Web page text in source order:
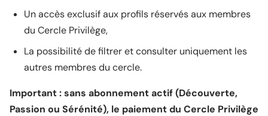
Un accès exclusif aux profils réservés aux membres
du Cercle Privilège,
La possibilité de filtrer et consulter uniquement les
autres membres du cercle.
Important : sans abonnement actif (Découverte,
Passion ou Sérénité), le paiement du Cercle Privilège